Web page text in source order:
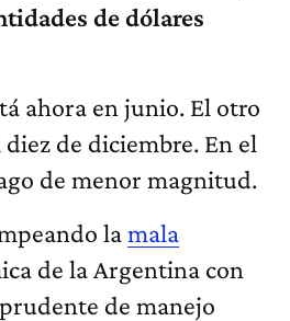
de dólares
ahora en junio. El otro
de diciembre. En el
de menor magnitud.
lamala
de la Argentina con
de manejo